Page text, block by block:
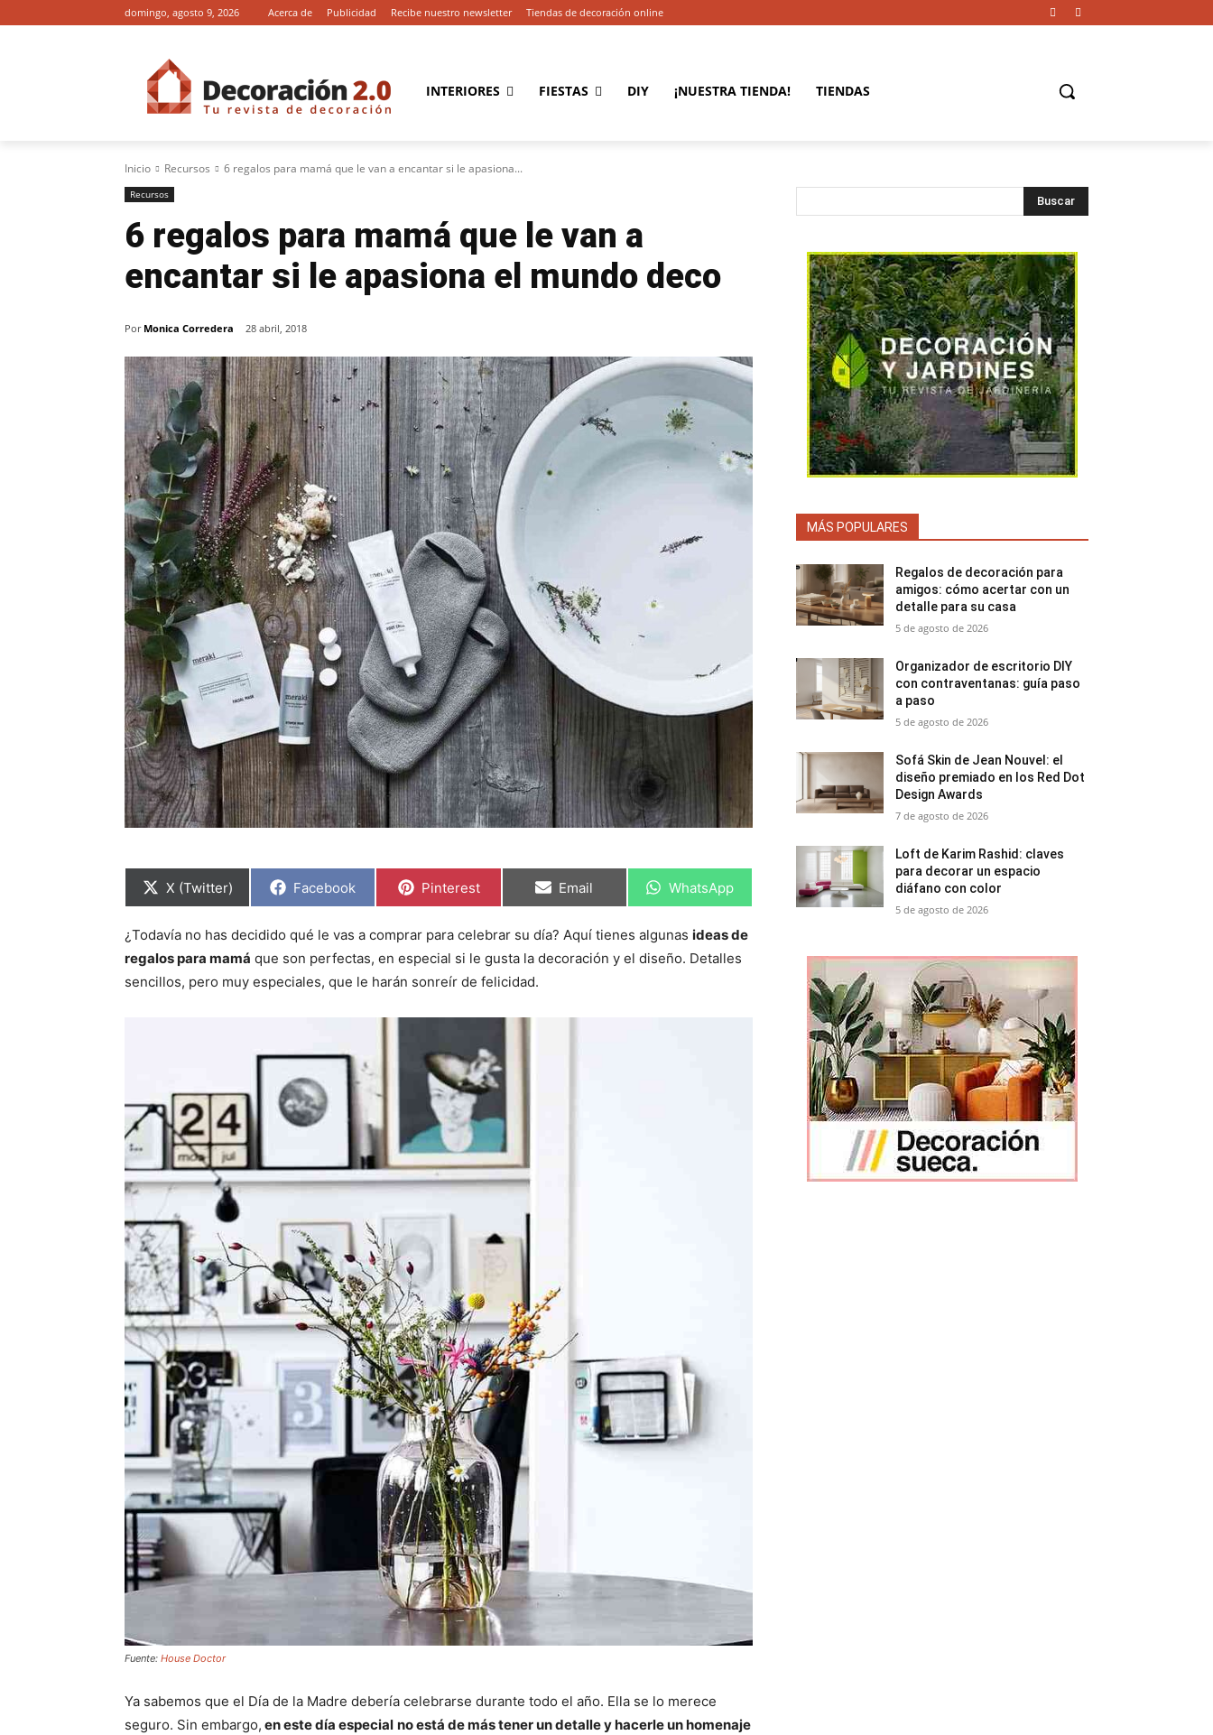
domingo, agosto 9, 2026 Acerca de Publicidad Recibe nuestro newsletter Tiendas de decoración online
INTERIORES FIESTAS DIY ¡NUESTRA TIENDA! TIENDAS
Inicio Recursos 6 regalos para mamá que le van a encantar si le apasiona...
Recursos
6 regalos para mamá que le van a
encantar si le apasiona el mundo deco
Por Monica Corredera 28 abril, 2018
C
p
a
r
t
i
X (Twitter) C
a
r
t
i
Facebook C
a
r
t
i
n
Pinterest C
p
a
r
t
Email C
a
r
t
WhatsApp
¿Todavía no has decidido qué le vas a comprar para celebrar su día? Aquí tienes algunas ideas de
regalos para mamá que son perfectas, en especial si le gusta la decoración y el diseño. Detalles
sencillos, pero muy especiales, que le harán sonreír de felicidad.
Fuente: House Doctor
Ya sabemos que el Día de la Madre debería celebrarse durante todo el año. Ella se lo merece
seguro. Sin embargo, en este día especial no está de más tener un detalle y hacerle un homenaje
Buscar
MÁS POPULARES
Regalos de decoración para
amigos: cómo acertar con un
detalle para su casa
5 de agosto de 2026
Organizador de escritorio DIY
con contraventanas: guía paso
a paso
5 de agosto de 2026
Sofá Skin de Jean Nouvel: el
diseño premiado en los Red Dot
Design Awards
7 de agosto de 2026
Loft de Karim Rashid: claves
para decorar un espacio
diáfano con color
5 de agosto de 2026